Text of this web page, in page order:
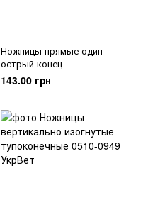
Ножницы прямые один
острый конец
143.00 грн